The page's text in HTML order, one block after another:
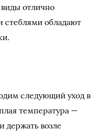
отлично
стеблями обладают
следующий уход в
температура —
держать возле